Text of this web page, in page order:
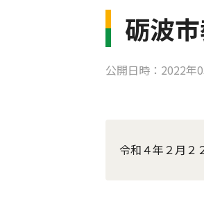
砺波
公開日時：2022年
令和４年２月２